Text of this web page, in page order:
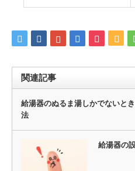
関連記事
給湯器のぬるま湯しかでないと
法
給湯器の